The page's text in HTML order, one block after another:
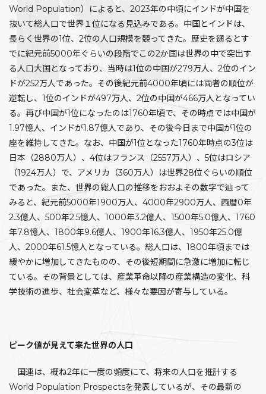
World Population）によると、2023年の中頃にインドが中国を
抜いて総人口で世界１位になる見込みである。中国とインドは、
長らく世界の1位、2位の人口規模を競ってきた。歴史を遡るとす
でに紀元前5000年ぐらいの段階でこの2か国は世界の中で突出す
る人口大国となっており、当時は1位の中国が279万人、2位のイン
ドが252万人であった。その後紀元前4000年頃には両者の順位が
逆転し、1位のインドが497万人、2位の中国が466万人となってい
る。再び中国が1位になったのは1760年頃で、その時点では中国が
1.97憶人、インドが1.87億人であり、その後今日まで中国が1位の
座を維持してきた。なお、中国が1位となった1760年時点の3位は
日本（2880万人）、4位はフランス（2557万人）、5位はロシア
（1924万人）で、アメリカ（360万人）は世界28位ぐらいの順位
であった。また、世界の総人口の推移をおおよその数字で辿って
みると、紀元前5000年1900万人、4000年2900万人、西暦0年
2.3億人、500年2.5憶人、1000年3.2億人、1500年5.0億人、1760
年7.8憶人、1800年9.6億人、1900年16.3億人、1950年25.0億
人、2000年61.5憶人となっている。総人口は、1800年頃までは
緩やかに増加してきたものの、その後短期間に急激に増加に転じ
ている。その背景としては、産業革命以降の産業構造の変化、科
学技術の進歩、社会変革など、様々な要因が寄与している。
ピーク値が見えて来た世界の人口
国連は、概ね2年に一度の頻度にて、将来の人口を推計する
World Population Prospectsを発表しているが、その最新の